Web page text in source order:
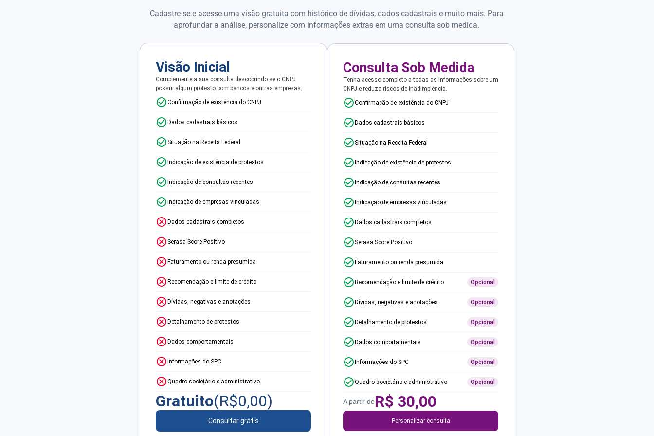
Cadastre-se e acesse uma visão gratuita com histórico de dívidas, dados cadastrais e muito mais. Para
aprofundar a análise, personalize com informações extras em uma consulta sob medida.
Visão Inicial
Complemente a sua consulta descobrindo se o CNPJ
possui algum protesto com bancos e outras empresas.
Confirmação de existência do CNPJ
Dados cadastrais básicos
Situação na Receita Federal
Indicação de existência de protestos
Indicação de consultas recentes
Indicação de empresas vinculadas
Dados cadastrais completos
Serasa Score Positivo
Faturamento ou renda presumida
Recomendação e limite de crédito
Dívidas, negativas e anotações
Detalhamento de protestos
Dados comportamentais
Informações do SPC
Quadro societário e administrativo
Gratuito(R$0,00)
Consultar grátis
Consulta Sob Medida
Tenha acesso completo a todas as informações sobre um
CNPJ e reduza riscos de inadimplência.
Confirmação de existência do CNPJ
Dados cadastrais básicos
Situação na Receita Federal
Indicação de existência de protestos
Indicação de consultas recentes
Indicação de empresas vinculadas
Dados cadastrais completos
Serasa Score Positivo
Faturamento ou renda presumida
Recomendação e limite de crédito Opcional
Dívidas, negativas e anotações Opcional
Detalhamento de protestos Opcional
Dados comportamentais Opcional
Informações do SPC Opcional
Quadro societário e administrativo Opcional
A partir deR$ 30,00
Personalizar consulta